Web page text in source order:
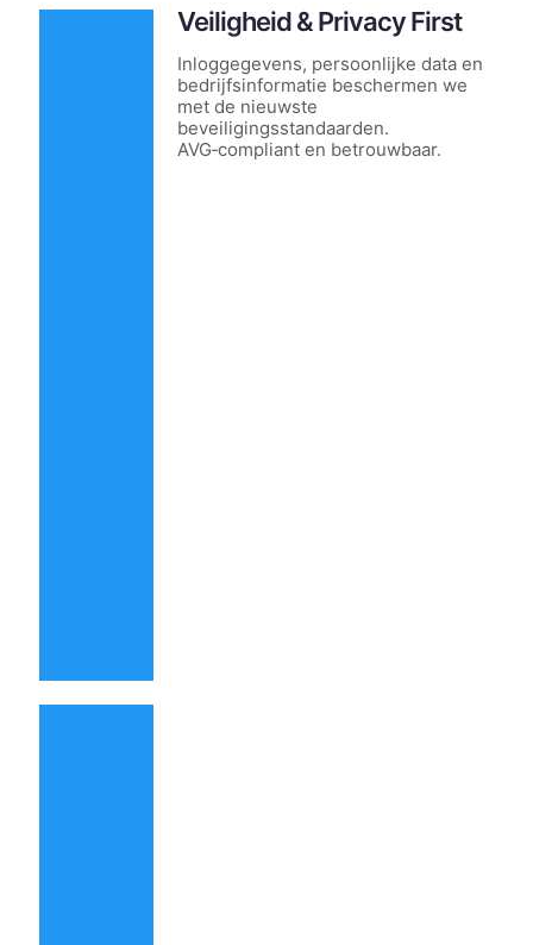
Veiligheid & Privacy First
Inloggegevens, persoonlijke data en
bedrijfsinformatie beschermen we
met de nieuwste
beveiligingsstandaarden.
AVG‑compliant en betrouwbaar.